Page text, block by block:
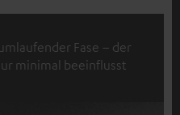
Fase – der
minimal beeinflusst